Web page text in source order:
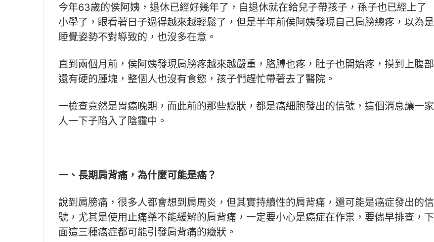
今年63歲的侯阿姨，退休已經好幾年了，自退休就在給兒子帶孩子，孫子也已經上了
小學了，眼看著日子過得越來越輕鬆了，但是半年前侯阿姨發現自己肩膀總疼，以為是
睡覺姿勢不對導致的，也沒多在意。
直到兩個月前，侯阿姨發現肩膀疼越來越嚴重，胳膊也疼，肚子也開始疼，摸到上腹部
還有硬的腫塊，整個人也沒有食慾，孩子們趕忙帶著去了醫院。
一檢查竟然是胃癌晚期，而此前的那些癥狀，都是癌細胞發出的信號，這個消息讓一家
人一下子陷入了陰霾中。
一、長期肩背痛，為什麼可能是癌？
說到肩膀痛，很多人都會想到肩周炎，但其實持續性的肩背痛，還可能是癌症發出的信
號，尤其是使用止痛藥不能緩解的肩背痛，一定要小心是癌症在作祟，要儘早排查，下
面這三種癌症都可能引發肩背痛的癥狀。